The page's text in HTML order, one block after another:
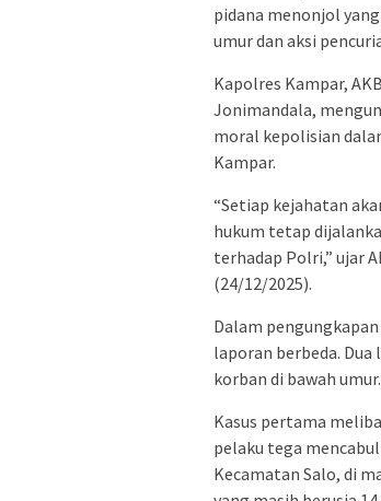
pidana menonjol
umur dan aksi
Kapolres Kampar,
Jonimandala,
moral kepolisian
Kampar.
“Setiap kejahatan
hukum tetap
terhadap Polri,” ujar
(24/12/2025).
Dalam
laporan berbeda.
korban di bawah umur.
Kasus pertama
pelaku tega
Kecamatan Salo, di